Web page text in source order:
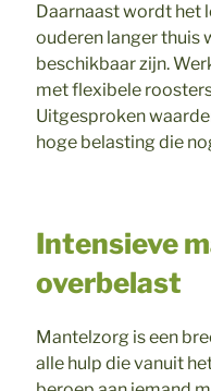
Daarnaast wordt het
ouderen langer thuis
beschikbaar zijn.
met flexibele
Uitgesproken
hoge belasting die
Intensieve
overbelast
Mantelzorg is een
alle hulp die vanuit